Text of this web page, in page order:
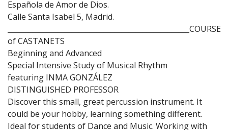
Española de Amor de Dios.
Calle Santa Isabel 5, Madrid.
___________________________________________________COURSE
of CASTANETS
Beginning and Advanced
Special Intensive Study of Musical Rhythm
featuring INMA GONZÁLEZ
DISTINGUISHED PROFESSOR
Discover this small, great percussion instrument. It
could be your hobby, learning something different.
Ideal for students of Dance and Music. Working with